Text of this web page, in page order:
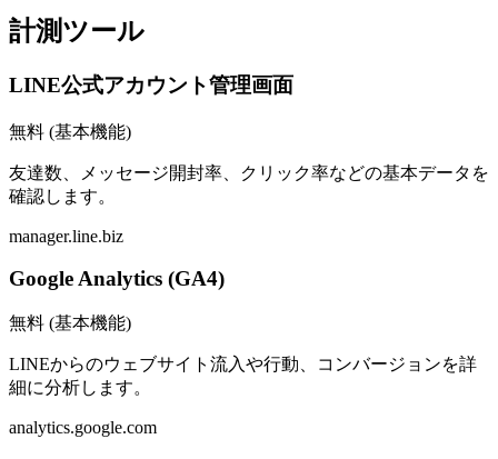
計測ツール
LINE公式アカウント管理画面
無料 (基本機能)
友達数、メッセージ開封率、クリック率などの基本データを
確認します。
manager.line.biz
Google Analytics (GA4)
無料 (基本機能)
LINEからのウェブサイト流入や行動、コンバージョンを詳
細に分析します。
analytics.google.com